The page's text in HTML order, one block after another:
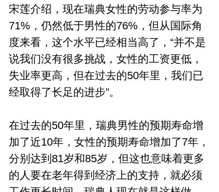
宋莲介绍，现在瑞典女性的劳动参与率为
71%，仍然低于男性的76%，但从国际角
度来看，这个水平已经相当高了，“并不是
说我们没有很多挑战，女性的工资更低，
失业率更高，但在过去的50年里，我们已
经取得了长足的进步”。
在过去的50年里，瑞典男性的预期寿命增
加了近10年，女性的预期寿命增加了7年，
分别达到81岁和85岁，但这也意味着更多
的人要在老年得到经济上的支持，就必须